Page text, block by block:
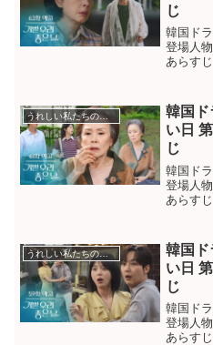
じ
韓国ド
登場人
あらす
れしい
じ幼い
の日、
うれしい私たちの良い日
韓国ド
い日
じ
韓国ド
登場人
あらす
れしい
じヨン
づき、
うれしい私たちの良い日
韓国ド
い日
じ
韓国ド
登場人
あらす